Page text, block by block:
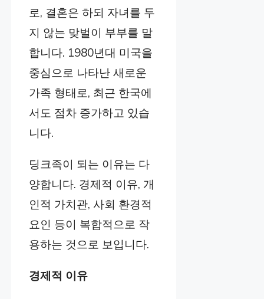
로, 결혼은 하되 자녀를 두
지 않는 맞벌이 부부를 말
합니다. 1980년대 미국을
중심으로 나타난 새로운
가족 형태로, 최근 한국에
서도 점차 증가하고 있습
니다.
딩크족이 되는 이유는 다
양합니다. 경제적 이유, 개
인적 가치관, 사회 환경적
요인 등이 복합적으로 작
용하는 것으로 보입니다.
경제적 이유